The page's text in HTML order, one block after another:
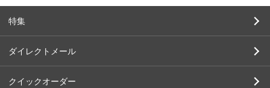
特集
ダイレクトメール
クイックオーダー